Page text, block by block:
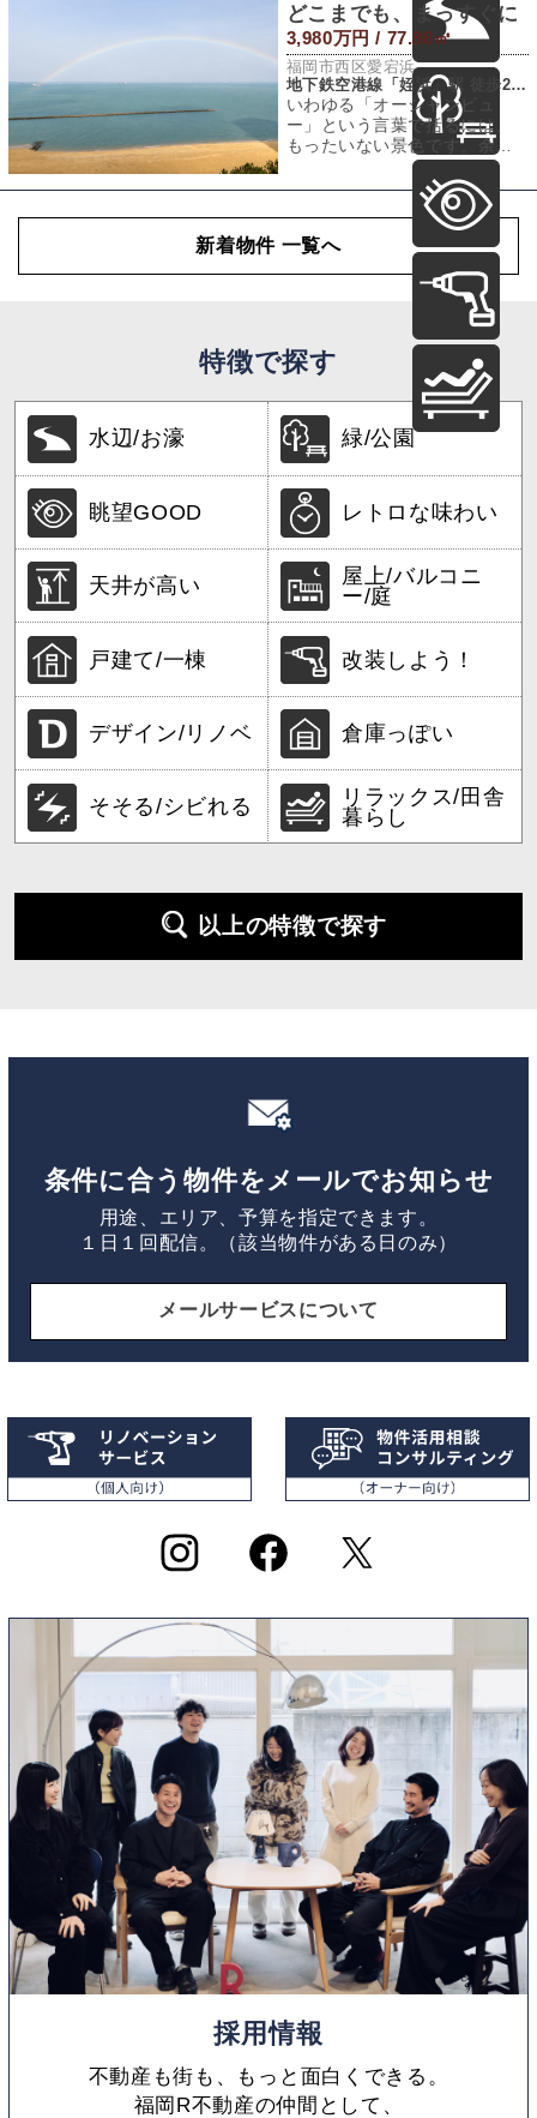
どこまでも、まっすぐに
3,980万円 / 77.86㎡
福岡市西区愛宕浜
地下鉄空港線「姪浜」駅 徒歩29分
いわゆる「オーシャンビュ
ー」という言葉で括るには、
もったいない景色です。余計
なものが視界に入らない、た
だまっすぐに広がる
新着物件 一覧へ
特徴で探す
水辺/お濠 緑/公園
眺望GOOD レトロな味わい
天井が高い
屋上/バルコニ
ー/庭
戸建て/一棟 改装しよう！
デザイン/リノベ 倉庫っぽい
そそる/シビれる
リラックス/田舎
暮らし
以上の特徴で探す
条件に合う物件をメールでお知らせ
用途、エリア、予算を指定できます。
１日１回配信。（該当物件がある日のみ）
メールサービスについて
採用情報
不動産も街も、もっと面白くできる。
福岡R不動産の仲間として、